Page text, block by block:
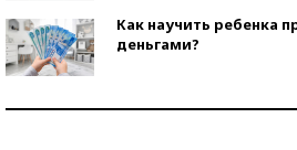
Как научить ребенка
деньгами?